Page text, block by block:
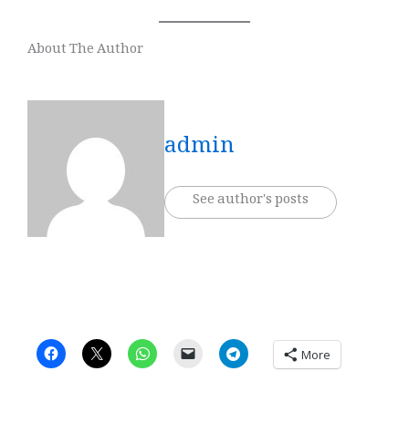
About The Author
admin
See author's posts
More